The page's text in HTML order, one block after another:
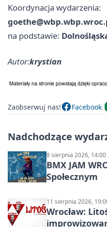
Koordynacja wydarzenia:
na podstawie:
Autor:krystian
Zaobserwuj nas! Facebook
Nadchodzące
8 sierpnia 2026, 14:00
BMX JAM
Społecznym
11 sierpnia 2026,
Wrocław: